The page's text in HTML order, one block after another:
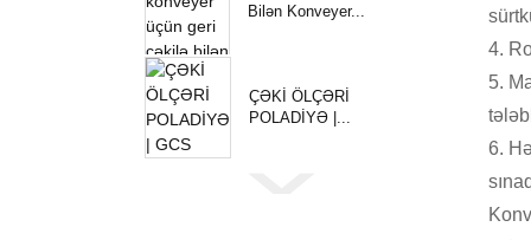
Bilən Konveyer...
ÇƏKİ ÖLÇƏRİ
POLADİYƏ |...
4.
5.
6.